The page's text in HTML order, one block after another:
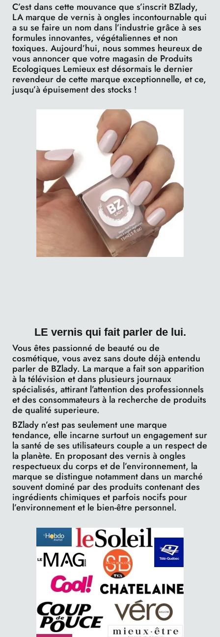
C’est dans cette mouvance que s’inscrit BZlady,
LA marque de vernis à ongles incontournable qui
a su se faire un nom dans l’industrie grâce à ses
formules innovantes, végétaliennes et non
toxiques. Aujourd’hui, nous sommes heureux de
vous annoncer que votre magasin de Produits
Ecologiques Lemieux est désormais le dernier
revendeur de cette marque exceptionnelle, et ce,
jusqu’à épuisement des stocks !
LE vernis qui fait parler de lui.
Vous êtes passionné de beauté ou de
cosmétique, vous avez sans doute déjà entendu
parler de BZlady. La marque a fait son apparition
à la télévision et dans plusieurs journaux
spécialisés, attirant l’attention des professionnels
et des consommateurs à la recherche de produits
de qualité superieure.
BZlady n’est pas seulement une marque
tendance, elle incarne surtout un engagement sur
la santé de ses utilisateurs couple a un respect de
la planète. En proposant des vernis à ongles
respectueux du corps et de l’environnement, la
marque se distingue notamment dans un marché
souvent dominé par des produits contenant des
ingrédients chimiques et parfois nocifs pour
l’environnement et le bien-être personnel.